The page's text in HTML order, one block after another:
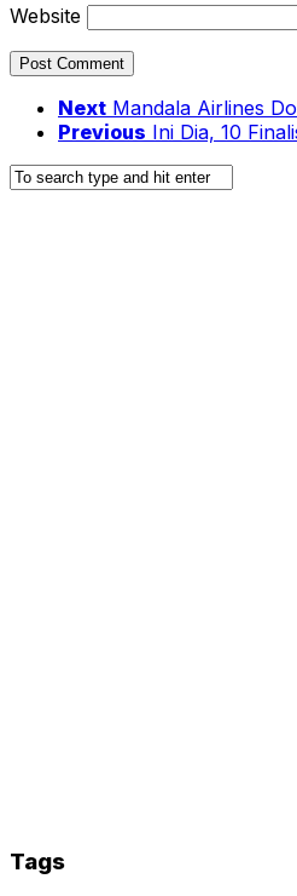
Website
Next Mandala Airlines
Previous Ini Dia, 10
Tags